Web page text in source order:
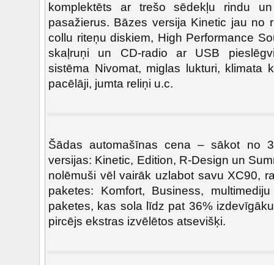
komplektēts ar trešo sēdekļu rindu
pasažierus. Bāzes versija Kinetic jau no
collu riteņu diskiem, High Performance
skaļruņi un CD-radio ar USB
sistēma Nivomat, miglas lukturi, klimata
pacēlāji, jumta reliņi u.c.
Šādas automašīnas cena – sākot no
versijas: Kinetic, Edition, R-Design un
nolēmuši vēl vairāk uzlabot savu XC90,
paketes: Komfort, Business,
paketes, kas sola līdz pat 36%
pircējs ekstras izvēlētos atsevišķi.